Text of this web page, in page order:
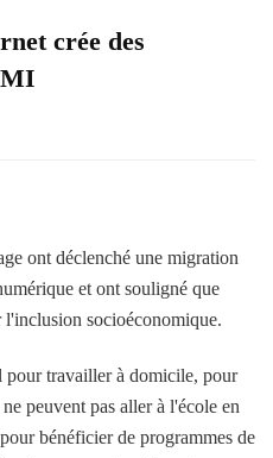
crée des
ont déclenché une migration
et ont souligné que
l'inclusion socioéconomique.
pour travailler à domicile, pour
peuvent pas aller à l'école en
bénéficier de programmes de